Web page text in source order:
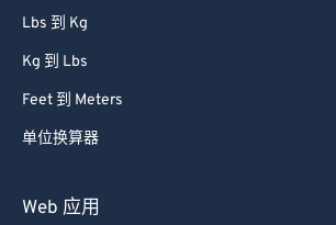
Lbs 到 Kg
Kg 到 Lbs
Feet 到 Meters
单位换算器
Web 应用